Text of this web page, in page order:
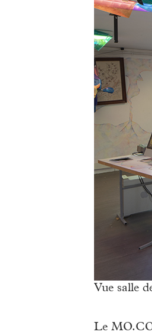
Vue salle
Le